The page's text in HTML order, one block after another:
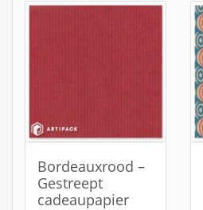
Bordeauxrood –
Gestreept
cadeaupapier